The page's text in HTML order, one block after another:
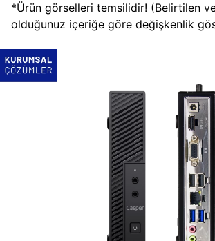
*Ürün görselleri temsilidir! (Belirtilen
olduğunuz içeriğe göre değişkenlik